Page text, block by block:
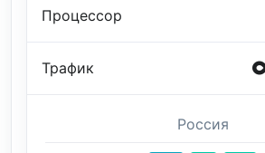
Процессор
Трафик
Россия